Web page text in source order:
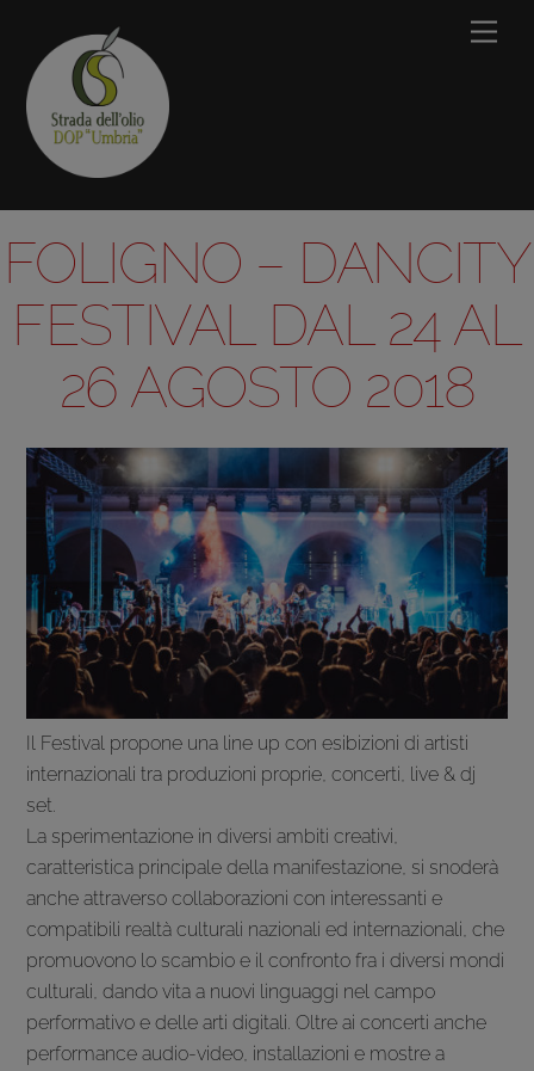
content
FOLIGNO – DANCITY
FESTIVAL DAL 24 AL
26 AGOSTO 2018
Il Festival propone una line up con esibizioni di artisti
internazionali tra produzioni proprie, concerti, live & dj
set.
La sperimentazione in diversi ambiti creativi,
caratteristica principale della manifestazione, si snoderà
anche attraverso collaborazioni con interessanti e
compatibili realtà culturali nazionali ed internazionali, che
promuovono lo scambio e il confronto fra i diversi mondi
culturali, dando vita a nuovi linguaggi nel campo
performativo e delle arti digitali. Oltre ai concerti anche
performance audio-video, installazioni e mostre a